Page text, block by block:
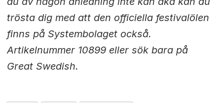
trösta dig med att den officiella festivalölen
finns på Systembolaget också.
Artikelnummer 10899 eller sök bara på
Great Swedish.